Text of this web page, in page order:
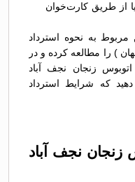
از طریق کارت‌خوان
مربوط به نحوه استرداد
به نجف آباد (اصفهان ) را مطالعه کرده و در
صورت امکان، خرید اینترنتی بلیط اتوبوس زنجان نجف آباد
که شرایط استرداد
مزایای خرید بلیط اتوبوس زنجان نجف آباد